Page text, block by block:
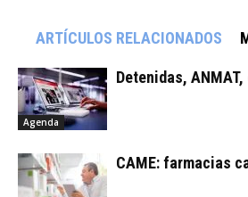
ARTÍCULOS RELACIONADOS
Agenda
Detenidas,
CAME: farmacias